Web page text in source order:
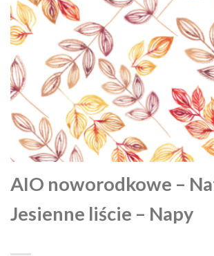
AIO noworodkowe –
Jesienne liście – Napy